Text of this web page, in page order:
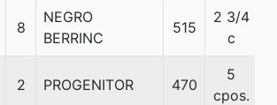
8
NEGRO
BERRINC
515
2 3/4
c
2 PROGENITOR 470
5
cpos.